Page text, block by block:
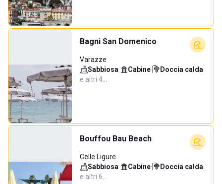
Bagni San Domenico
Varazze
Sabbiosa· Cabine· Doccia calda·
e altri 4…
Bouffou Bau Beach
Celle Ligure
Sabbiosa· Cabine· Doccia calda·
e altri 6…